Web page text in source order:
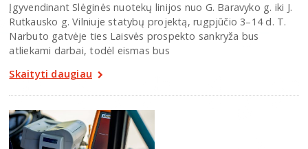
Įgyvendinant Slėginės nuotekų linijos nuo G. Baravyko g. iki J.
Rutkausko g. Vilniuje statybų projektą, rugpjūčio 3–14 d. T.
Narbuto gatvėje ties Laisvės prospekto sankryža bus
atliekami darbai, todėl eismas bus
Skaityti daugiau